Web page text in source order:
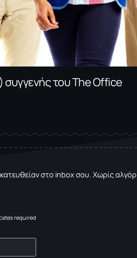
του The Office
στο inbox σου. Χωρίς
required